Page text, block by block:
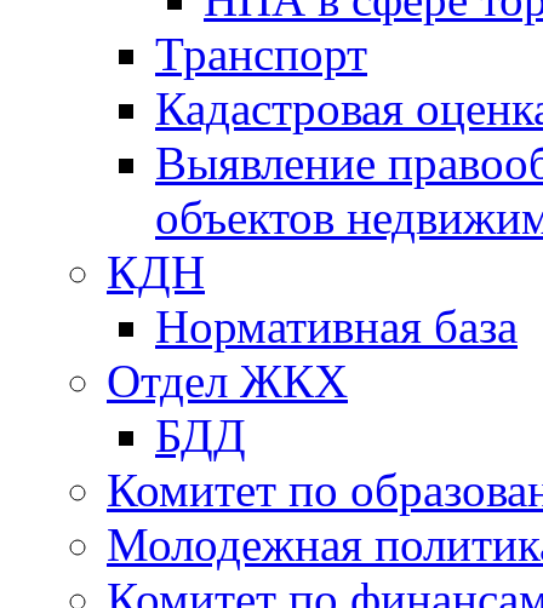
Транспорт
Кадастровая
Выявление
объектов
КДН
Нормативная база
Отдел ЖКХ
БДД
Комитет по
Молодежная